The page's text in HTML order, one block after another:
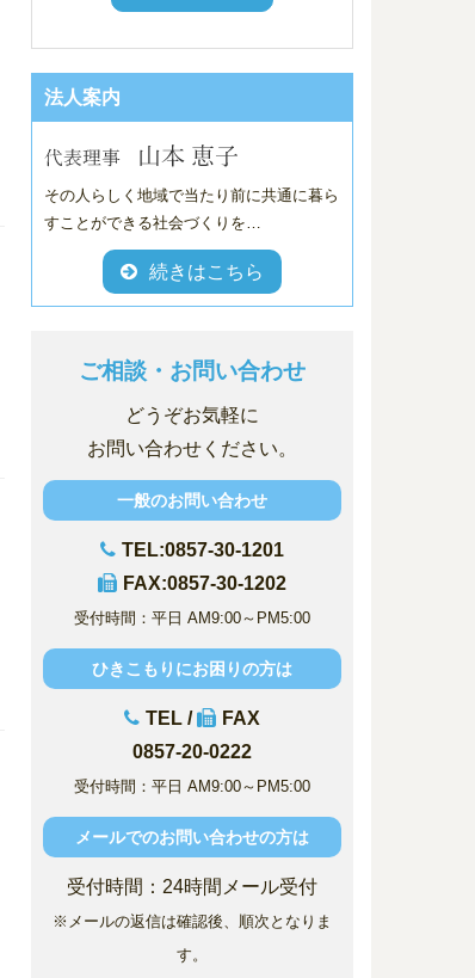
法人案内
その人らしく地域で当たり前に共通に暮ら
すことができる社会づくりを…
続きはこちら
ご相談・お問い合わせ
どうぞお気軽に
お問い合わせください。
一般のお問い合わせ
TEL:0857-30-1201
FAX:0857-30-1202
受付時間：平日 AM9:00～PM5:00
ひきこもりにお困りの方は
TEL /
FAX
0857-20-0222
受付時間：平日 AM9:00～PM5:00
メールでのお問い合わせの方は
受付時間：24時間メール受付
※メールの返信は確認後、順次となりま
す。